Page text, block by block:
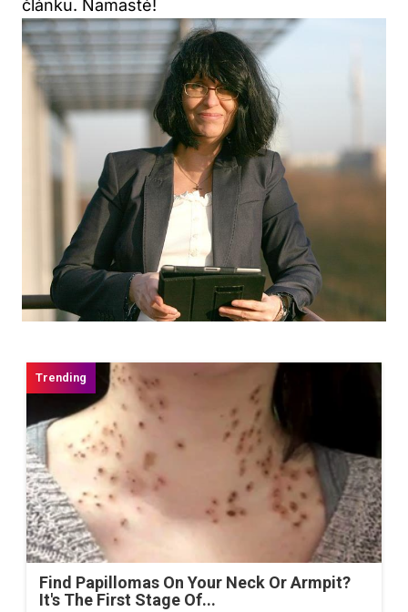
článku. ‌Namasté!
Find Papillomas On Your Neck Or Armpit?
It's The First Stage Of...